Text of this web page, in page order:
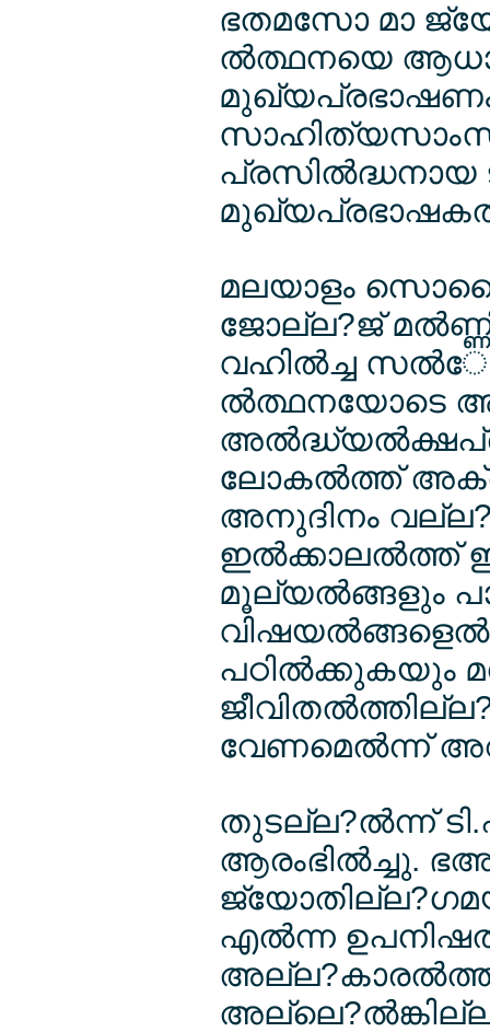
ഭതമസോ മാ
ല്‍ത്ഥനയെ
മലയാളം
ജോല്ല?ജ്
വഹില്‍ച്ച
ല്‍ത്ഥനയോടെ
ലോകല്‍ത്ത്
അനുദിനം
മൂല്യല്‍ങ്ങളും
പഠില്‍ക്കുകയും
വേണമെല്‍ന്ന്
തുടല്ല?ല്‍ന്ന്
ആരംഭില്‍ച്ചു.
എല്‍ന്ന